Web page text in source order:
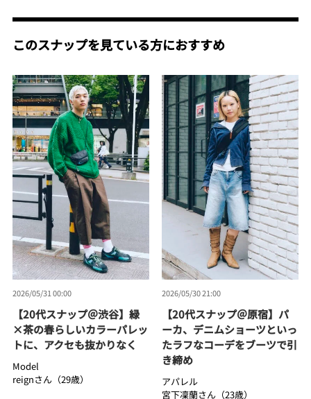
このスナップを見ている方におすすめ
2026/05/31 00:00
【20代スナップ＠渋谷】緑
×茶の春らしいカラーパレッ
トに、アクセも抜かりなく
Model
reignさん（29歳）
2026/05/30 21:00
【20代スナップ＠原宿】パ
ーカ、デニムショーツといっ
たラフなコーデをブーツで引
き締め
アパレル
宮下凜蘭さん（23歳）